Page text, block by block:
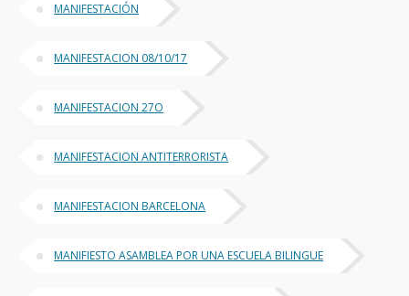
MANIFESTACIÓN
MANIFESTACION 08/10/17
MANIFESTACION 27O
MANIFESTACION ANTITERRORISTA
MANIFESTACION BARCELONA
MANIFIESTO ASAMBLEA POR UNA ESCUELA BILINGUE